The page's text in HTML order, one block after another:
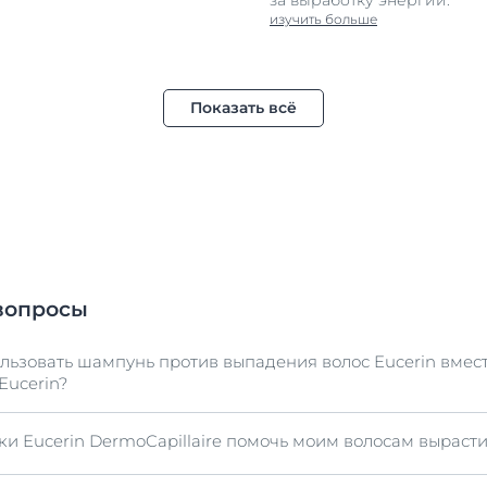
изучить больше
Показать всё
шампунь против выпадения волос Eucerin
волос Eucerin был специально разработан для
Eucerin DermoCapillaire помочь моим волосам